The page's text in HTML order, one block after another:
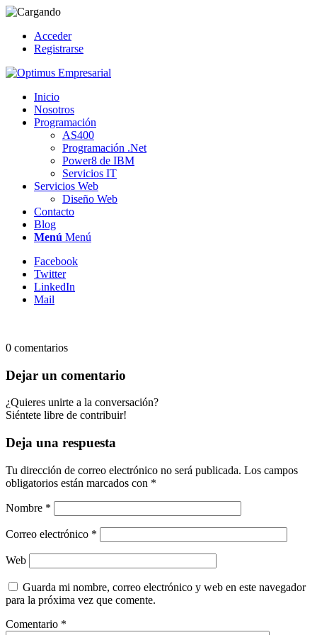
Acceder
Registrarse
Inicio
Nosotros
Programación
AS400
Programación .Net
Power8 de IBM
Servicios IT
Servicios Web
Diseño Web
Contacto
Blog
Menú Menú
Facebook
Twitter
LinkedIn
Mail
0 comentarios
Dejar un comentario
¿Quieres unirte a la conversación?
Siéntete libre de contribuir!
Deja una respuesta
Tu dirección de correo electrónico no será publicada. Los campos
obligatorios están marcados con *
Nombre *
Correo electrónico *
Web
Guarda mi nombre, correo electrónico y web en este navegador
para la próxima vez que comente.
Comentario *